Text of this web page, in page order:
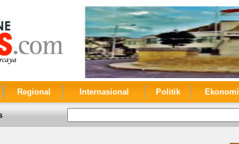
Regional Internasional Politik Ekonomi